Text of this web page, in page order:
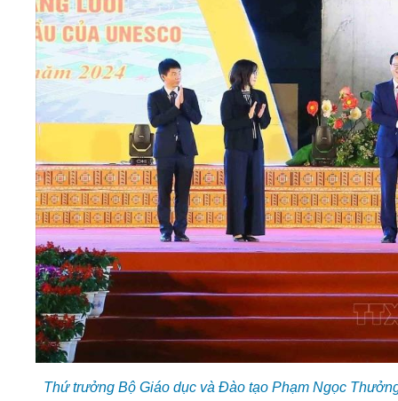
Thứ trưởng Bộ Giáo dục và Đào tạo Phạm Ngọc